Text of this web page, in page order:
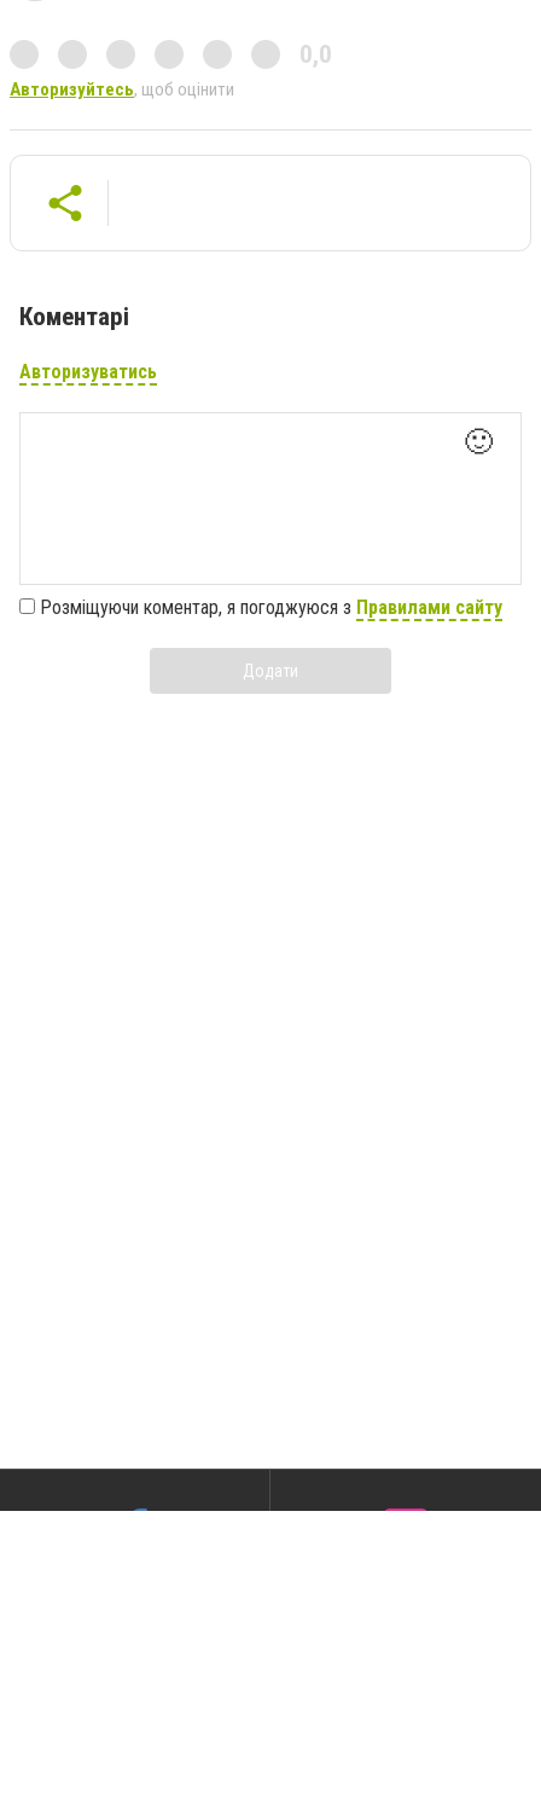
0,0
Авторизуйтесь, щоб оцінити
Коментарі
Авторизуватись
🙂
Розміщуючи коментар, я погоджуюся з Правилами сайту
Додати